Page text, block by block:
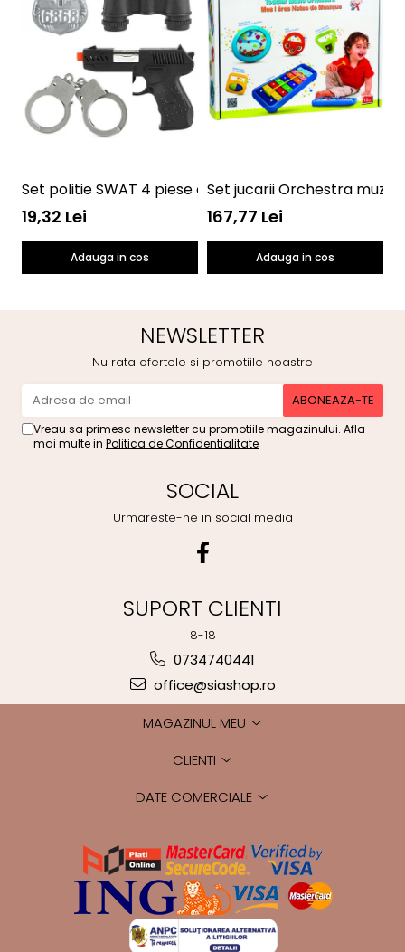
Set politie SWAT 4 piese cu pistol si catuse Toi-Toys
19,32 Lei
Adauga in cos
Set jucarii Orchestra
167,77 Lei
Adauga in cos
NEWSLETTER
Nu rata ofertele si promotiile noastre
Vreau sa primesc newsletter cu promotiile magazinului. Afla
mai multe in Politica de Confidentialitate
SOCIAL
Urmareste-ne in social media
SUPORT CLIENTI
8-18
0734740441
office@siashop.ro
MAGAZINUL MEU
CLIENTI
DATE COMERCIALE